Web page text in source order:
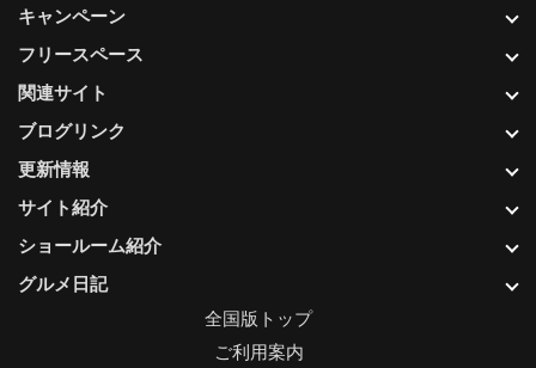
更新情報
サイト紹介
ショールーム紹介
グルメ日記
キャンペーン
フリースペース
関連サイト
ブログリンク
全国版トップ
ご利用案内